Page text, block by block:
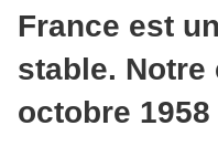
France est
stable.
octobre